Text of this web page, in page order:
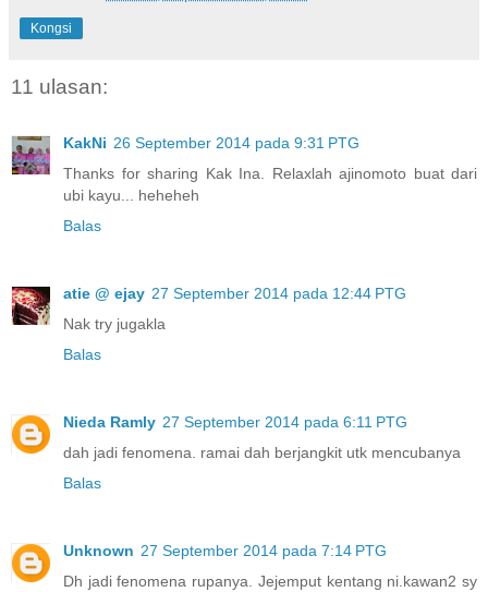
Kongsi
11 ulasan:
KakNi 26 September 2014 pada 9:31 PTG
Thanks for sharing Kak Ina. Relaxlah ajinomoto buat dari
ubi kayu... heheheh
Balas
atie @ ejay 27 September 2014 pada 12:44 PTG
Nak try jugakla
Balas
Nieda Ramly 27 September 2014 pada 6:11 PTG
dah jadi fenomena. ramai dah berjangkit utk mencubanya
Balas
Unknown 27 September 2014 pada 7:14 PTG
Dh jadi fenomena rupanya. Jejemput kentang ni.kawan2 sy